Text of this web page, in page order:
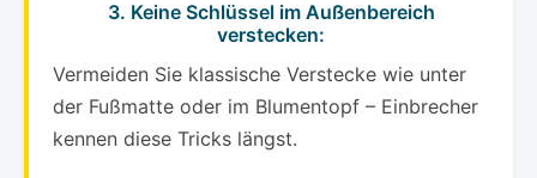
3. Keine Schlüssel im Außenbereich
verstecken:
Vermeiden Sie klassische Verstecke wie unter
der Fußmatte oder im Blumentopf – Einbrecher
kennen diese Tricks längst.